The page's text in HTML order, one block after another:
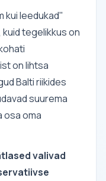
kui leedukad"
tegelikkus on
on lihtsa
Balti riikides
suurema
osa oma
valivad